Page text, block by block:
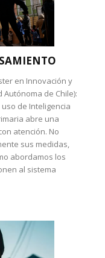
en Innovación y
de Chile):
de Inteligencia
abre una
atención. No
sus medidas,
abordamos los
al sistema